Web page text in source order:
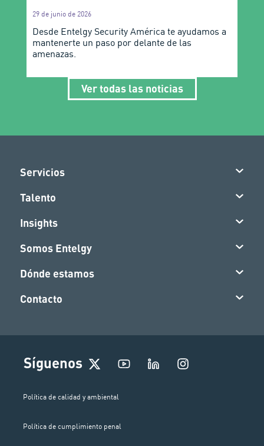
29 de junio de 2026
Desde Entelgy Security América te ayudamos a
mantenerte un paso por delante de las
amenazas.
Ver todas las noticias
Servicios
Talento
Insights
Somos Entelgy
Dónde estamos
Contacto
Síguenos
I
n
Política de calidad y ambiental
Política de cumplimiento penal